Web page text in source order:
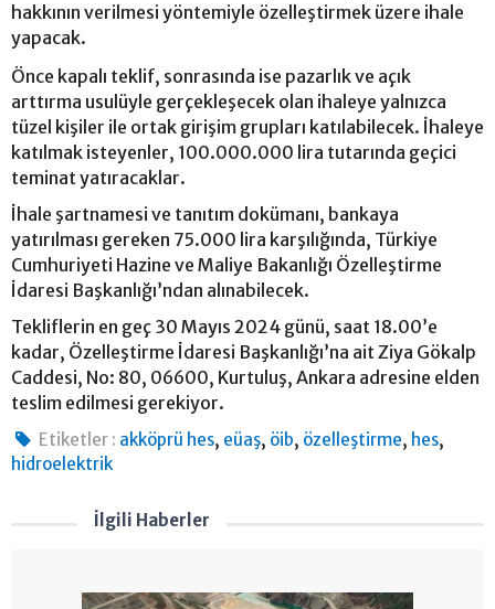
hakkının verilmesi yöntemiyle özelleştirmek üzere ihale
yapacak.
Önce kapalı teklif, sonrasında ise pazarlık ve açık
arttırma usulüyle gerçekleşecek olan ihaleye yalnızca
tüzel kişiler ile ortak girişim grupları katılabilecek. İhaleye
katılmak isteyenler, 100.000.000 lira tutarında geçici
teminat yatıracaklar.
İhale şartnamesi ve tanıtım dokümanı, bankaya
yatırılması gereken 75.000 lira karşılığında, Türkiye
Cumhuriyeti Hazine ve Maliye Bakanlığı Özelleştirme
İdaresi Başkanlığı’ndan alınabilecek.
Tekliflerin en geç 30 Mayıs 2024 günü, saat 18.00’e
kadar, Özelleştirme İdaresi Başkanlığı’na ait Ziya Gökalp
Caddesi, No: 80, 06600, Kurtuluş, Ankara adresine elden
teslim edilmesi gerekiyor.
Etiketler : akköprü hes, eüaş, öib, özelleştirme, hes,
hidroelektrik
İlgili Haberler